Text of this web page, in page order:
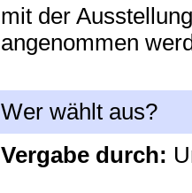
mit der
angenommen
Wer wählt aus?
Vergabe durch: